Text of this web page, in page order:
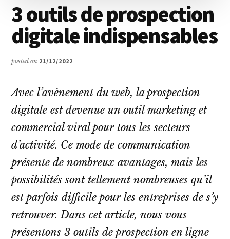
à
portée
de
main
3 outils de prospection
digitale indispensables
posted on 21/12/2022
Avec l’avènement du web, la prospection
digitale est devenue un outil marketing et
commercial viral pour tous les secteurs
d’activité. Ce mode de communication
présente de nombreux avantages, mais les
possibilités sont tellement nombreuses qu’il
est parfois difficile pour les entreprises de s’y
retrouver. Dans cet article, nous vous
présentons 3 outils de prospection en ligne